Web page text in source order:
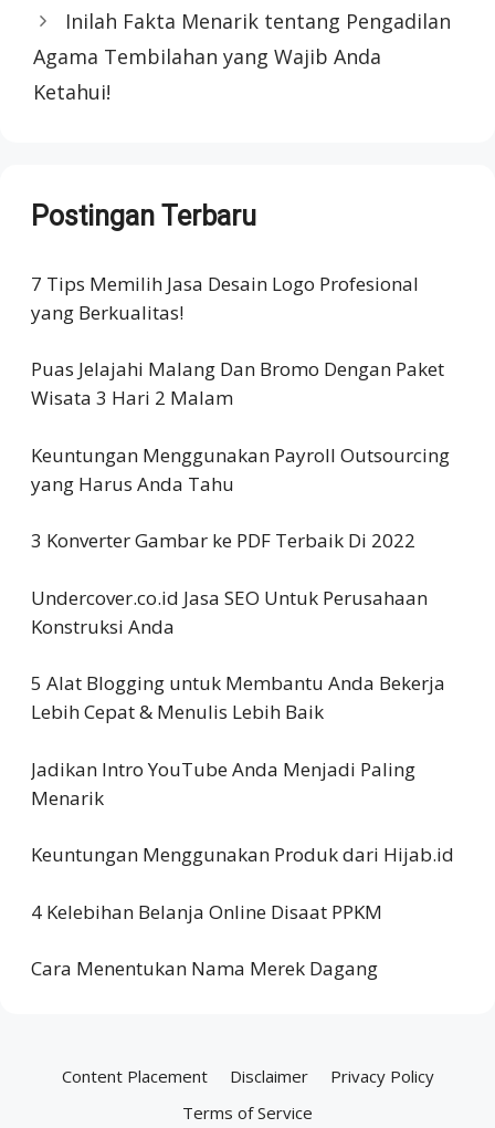
Inilah Fakta Menarik tentang Pengadilan
Agama Tembilahan yang Wajib Anda
Ketahui!
Postingan Terbaru
7 Tips Memilih Jasa Desain Logo Profesional
yang Berkualitas!
Puas Jelajahi Malang Dan Bromo Dengan Paket
Wisata 3 Hari 2 Malam
Keuntungan Menggunakan Payroll Outsourcing
yang Harus Anda Tahu
3 Konverter Gambar ke PDF Terbaik Di 2022
Undercover.co.id Jasa SEO Untuk Perusahaan
Konstruksi Anda
5 Alat Blogging untuk Membantu Anda Bekerja
Lebih Cepat & Menulis Lebih Baik
Jadikan Intro YouTube Anda Menjadi Paling
Menarik
Keuntungan Menggunakan Produk dari Hijab.id
4 Kelebihan Belanja Online Disaat PPKM
Cara Menentukan Nama Merek Dagang
Content Placement Disclaimer
Privacy Policy
Terms of Service